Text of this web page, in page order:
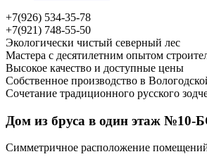
+7(926) 534-35-78
+7(921) 748-55-50
Экологически чистый северный лес
Мастера с десятилетним опытом
Высокое качество и доступные цены
Собственное производство в
Сочетание традиционного русского
Дом из бруса в один этаж №10-
Симметричное расположение помещений